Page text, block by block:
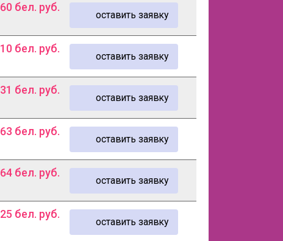
60 бел. руб.
оставить заявку
10 бел. руб.
оставить заявку
31 бел. руб.
оставить заявку
63 бел. руб.
оставить заявку
64 бел. руб.
оставить заявку
25 бел. руб.
оставить заявку